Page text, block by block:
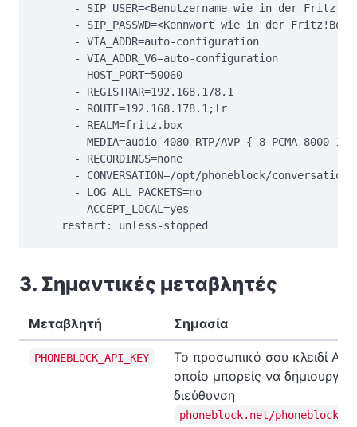
- SIP_USER=<Benutzername wie in der
      - SIP_PASSWD=<Kennwort wie in der Fritz!Box>
      - VIA_ADDR=auto-configuration
      - VIA_ADDR_V6=auto-configuration
      - HOST_PORT=50060
      - REGISTRAR=192.168.178.1
      - ROUTE=192.168.178.1;lr
      - REALM=fritz.box
- MEDIA=audio 4080 RTP/AVP { 8 PCMA 8000 160
      - RECORDINGS=none
      - CONVERSATION=/opt/phoneblock/conversation
      - LOG_ALL_PACKETS=no
      - ACCEPT_LOCAL=yes
    restart: unless-stopped
3. Σημαντικές μεταβλητές
Μεταβλητή Σημασία
PHONEBLOCK_API_KEY
Το προσωπικό σου κλειδί
οποίο μπορείς να
διεύθυνση
phoneblock.net/phoneblock/